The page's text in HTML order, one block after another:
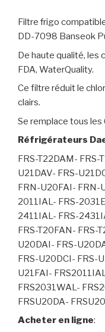
Filtre frigo
DD-7098 Banseok
De haute qualité, les
FDA, WaterQuality.
Ce filtre réduit le
clairs.
Se remplace tous les
Réfrigérateurs
FRS-T22DAM- FRS-
U21DAV- FRS-
FRN-U20FAI- FRN-
2011IAL- FRS-
2411IAL- FRS-
FRS-T20FAN- FRS-
U20DAI- FRS-
FRS-U20DCI- FRS-
U21FAI-
FRS2031WAL-
FRSU20DA-
Acheter en ligne: